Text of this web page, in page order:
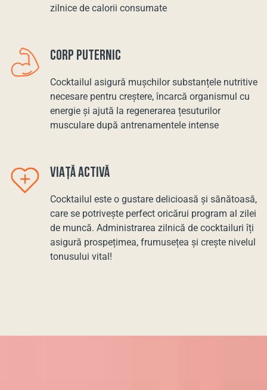
zilnice de calorii consumate
CORP PUTERNIC
Cocktailul asigură mușchilor substanțele nutritive
necesare pentru creștere, încarcă organismul cu
energie și ajută la regenerarea țesuturilor
musculare după antrenamentele intense
VIAȚĂ ACTIVĂ
Cocktailul este o gustare delicioasă și sănătoasă,
care se potrivește perfect oricărui program al zilei
de muncă. Administrarea zilnică de cocktailuri îți
asigură prospețimea, frumusețea și crește nivelul
tonusului vital!